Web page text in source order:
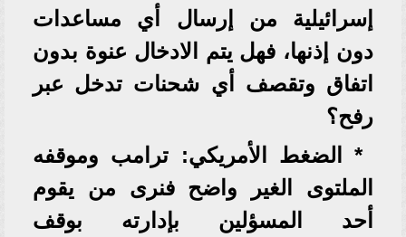
إسرائيلية من إرسال أي مساعدات
دون إذنها، فهل يتم الادخال عنوة بدون
اتفاق وتقصف أي شحنات تدخل عبر
رفح؟
* الضغط الأمريكي: ترامب وموقفه
الملتوى الغير واضح فنرى من يقوم
أحد المسؤلين بإدارته بوقف